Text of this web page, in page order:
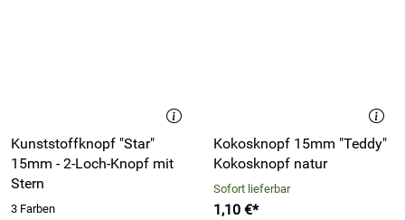
Kunststoffknopf "Star"
15mm - 2-Loch-Knopf mit
Stern
3 Farben
Kokosknopf 15mm "Teddy"
Kokosknopf natur
Sofort lieferbar
1,10 €*